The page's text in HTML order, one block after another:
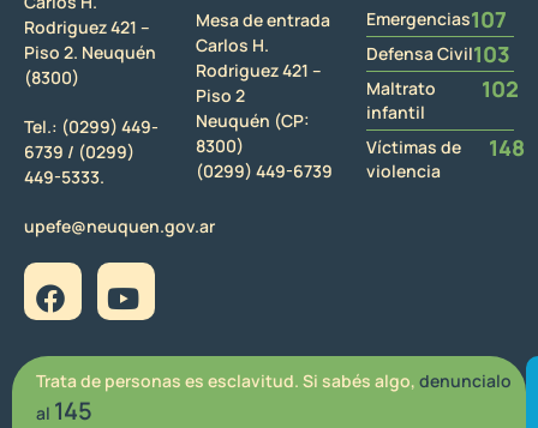
Rodriguez 421 –
Piso 2. Neuquén
(8300)
Tel.: (0299) 449-
6739 / (0299)
449-5333.
upefe@neuquen.gov.ar
Mesa de entrada
Carlos H.
Rodriguez 421 –
Piso 2
Neuquén (CP:
8300)
(0299) 449-6739
Emergencias107
Defensa Civil103
Maltrato
infantil
102
Víctimas de
violencia
148
Trata de personas es esclavitud. Si sabés algo, denuncialo
al 145